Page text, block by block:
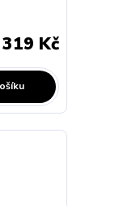
319 Kč